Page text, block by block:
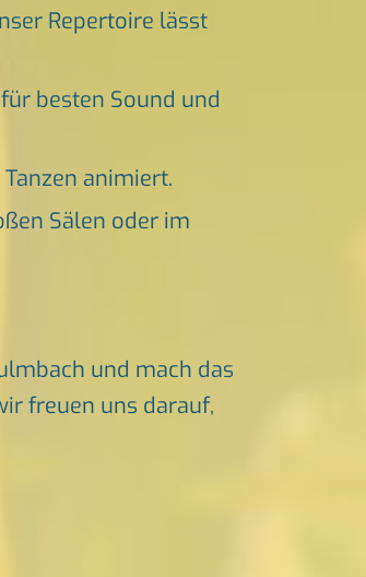
Repertoire lässt
besten Sound und
animiert.
Sälen oder im
und mach das
freuen uns darauf,